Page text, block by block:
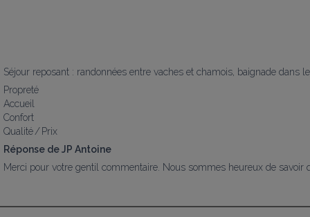
Séjour reposant : randonnées entre vaches et chamois, baignade dans
Propreté
Accueil
Confort
Qualité / Prix
Réponse de JP Antoine
Merci pour votre gentil commentaire. Nous sommes heureux de